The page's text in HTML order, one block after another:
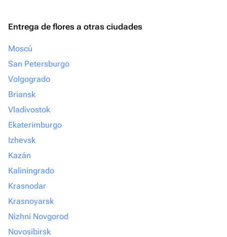
Entrega de flores a otras ciudades
Moscú
San Petersburgo
Volgogrado
Briansk
Vladivostok
Ekaterimburgo
Izhevsk
Kazán
Kaliningrado
Krasnodar
Krasnoyarsk
Nizhni Novgorod
Novosibirsk